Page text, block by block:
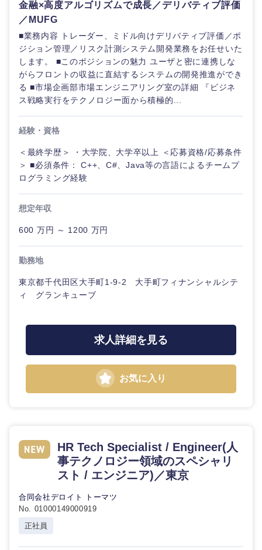
選択する
金融×高度アルゴリズムで成長／デリバティブ評価
／MUFG
■業務内容 トレーダー、ミドル向けデリバティブ評価／ポ
ジション管理／リスク計測システム開発業務をお任せいた
します。 ■このポジションの魅力 ユーザと密に連携しな
がらフロントの収益に直結するシステムの開発推進ができ
る ■市場企画部市場エンジニアリング室の詳細 『ビジネ
ス戦略実行をテクノロジー面から積極的...
経験・資格
＜最終学歴＞ ・大学院、大学卒以上 ＜応募資格/応募条件
＞ ■必須条件： C++、C#、Java等の言語によるチームプ
ログラミング経験
想定年収
600 万円 ～ 1200 万円
勤務地
東京都千代田区大手町1-9-2 大手町フィナンシャルシテ
ィ グランキューブ
求人詳細を見る
お気に入り
HR Tech Specialist / Engineer(人
事テクノロジー領域のスペシャリ
スト / エンジニア)／東京
合同会社デロイト トーマツ
No. 01000149000919
正社員